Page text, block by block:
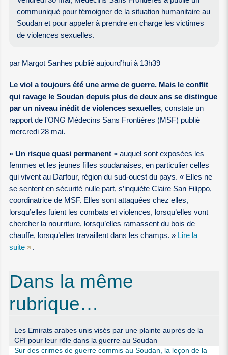
communiqué pour témoigner de la situation humanitaire au
Soudan et pour appeler à prendre en charge les victimes
de violences sexuelles.
par Margot Sanhes publié aujourd’hui à 13h39
Le viol a toujours été une arme de guerre. Mais le conflit
qui ravage le Soudan depuis plus de deux ans se distingue
par un niveau inédit de violences sexuelles, constate un
rapport de l’ONG Médecins Sans Frontières (MSF) publié
mercredi 28 mai.
« Un risque quasi permanent » auquel sont exposées les
femmes et les jeunes filles soudanaises, en particulier celles
qui vivent au Darfour, région du sud-ouest du pays. « Elles ne
se sentent en sécurité nulle part, s’inquiète Claire San Filippo,
coordinatrice de MSF. Elles sont attaquées chez elles,
lorsqu’elles fuient les combats et violences, lorsqu’elles vont
chercher la nourriture, lorsqu’elles ramassent du bois de
chauffe, lorsqu’elles travaillent dans les champs. » Lire la
suite
.
Dans la même
rubrique…
Les Emirats arabes unis visés par une plainte auprès de la
CPI pour leur rôle dans la guerre au Soudan
Sur des crimes de guerre commis au Soudan, la leçon de la